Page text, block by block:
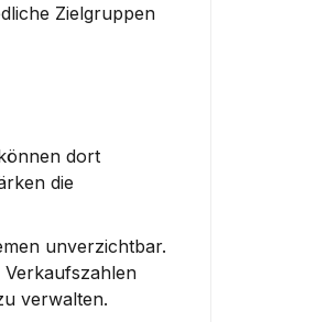
Zielgruppen
dort
die
unverzichtbar.
verwalten.